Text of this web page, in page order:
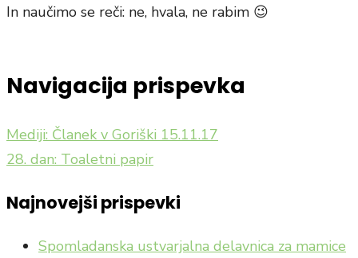
In naučimo se reči: ne, hvala, ne rabim 😉
Navigacija prispevka
Mediji: Članek v Goriški 15.11.17
28. dan: Toaletni papir
Najnovejši prispevki
Spomladanska ustvarjalna delavnica za mamice